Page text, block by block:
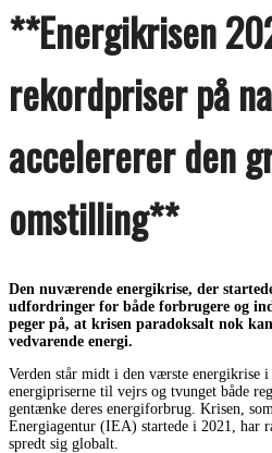
**Energikrisen
rekordpriser på
accelererer den
omstilling**
Den nuværende energikrise, der
udfordringer for både forbrugere og
peger på, at krisen paradoksalt nok
vedvarende energi.
Verden står midt i den værste energikrise
energipriserne til vejrs og tvunget både
gentænke deres energiforbrug. Krisen,
Energiagentur (IEA) startede i 2021, har
spredt sig globalt.